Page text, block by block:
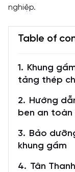
nghiệp.
Table of
Khung
tảng thép
Hướng
ben an
Bảo
khung gầm
Tân